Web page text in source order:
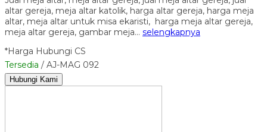
altar gereja, meja altar katolik, harga altar gereja, harga meja
altar, meja altar untuk misa ekaristi, harga meja altar gereja,
meja altar gereja, gambar meja… selengkapnya
*Harga Hubungi CS
Tersedia / AJ-MAG 092
Hubungi Kami